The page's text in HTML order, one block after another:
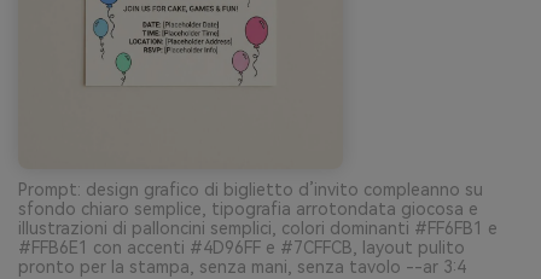
Prompt: design grafico di biglietto d’invito compleanno su
sfondo chiaro semplice, tipografia arrotondata giocosa e
illustrazioni di palloncini semplici, colori dominanti #FF6FB1 e
#FFB6E1 con accenti #4D96FF e #7CFFCB, layout pulito
pronto per la stampa, senza mani, senza tavolo --ar 3:4